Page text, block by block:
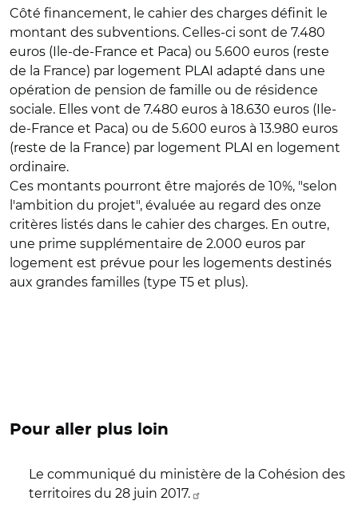
Côté financement, le cahier des charges définit le
montant des subventions. Celles-ci sont de 7.480
euros (Ile-de-France et Paca) ou 5.600 euros (reste
de la France) par logement PLAI adapté dans une
opération de pension de famille ou de résidence
sociale. Elles vont de 7.480 euros à 18.630 euros (Ile-
de-France et Paca) ou de 5.600 euros à 13.980 euros
(reste de la France) par logement PLAI en logement
ordinaire.
Ces montants pourront être majorés de 10%, "selon
l'ambition du projet", évaluée au regard des onze
critères listés dans le cahier des charges. En outre,
une prime supplémentaire de 2.000 euros par
logement est prévue pour les logements destinés
aux grandes familles (type T5 et plus).
Pour aller plus loin
Le communiqué du ministère de la Cohésion des
territoires du 28 juin 2017.